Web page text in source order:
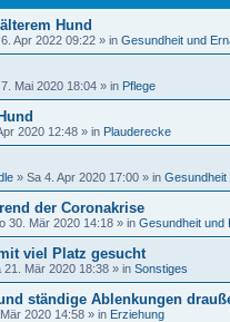
Hund
6. Apr 2022 09:22 » in Gesundheit und
Mai 2020 18:04 » in Pflege
2020 12:48 » in Plauderecke
» Sa 4. Apr 2020 17:00 » in Gesundheit
der Coronakrise
30. Mär 2020 14:18 » in Gesundheit und
viel Platz gesucht
21. Mär 2020 18:38 » in Sonstiges
ständige Ablenkungen
2020 14:58 » in Erziehung